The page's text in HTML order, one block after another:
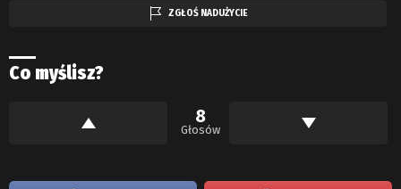
ZGŁOŚ NADUŻYCIE
Co myślisz?
8
Głosów